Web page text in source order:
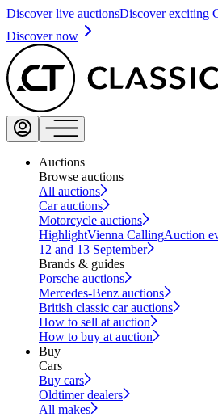
Discover live auctionsDiscover exciting
Discover now
Auctions
Browse auctions
All auctions
Car auctions
Motorcycle auctions
HighlightVienna CallingAuction
12 and 13 September
Brands & guides
Porsche auctions
Mercedes-Benz auctions
British classic car auctions
How to sell at auction
How to buy at auction
Buy
Cars
Buy cars
Oldtimer dealers
All makes